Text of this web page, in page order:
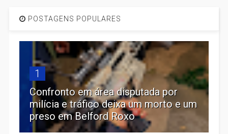
POSTAGENS POPULARES
1
Confronto em área disputada por
milícia e tráfico deixa um morto e um
preso em Belford Roxo